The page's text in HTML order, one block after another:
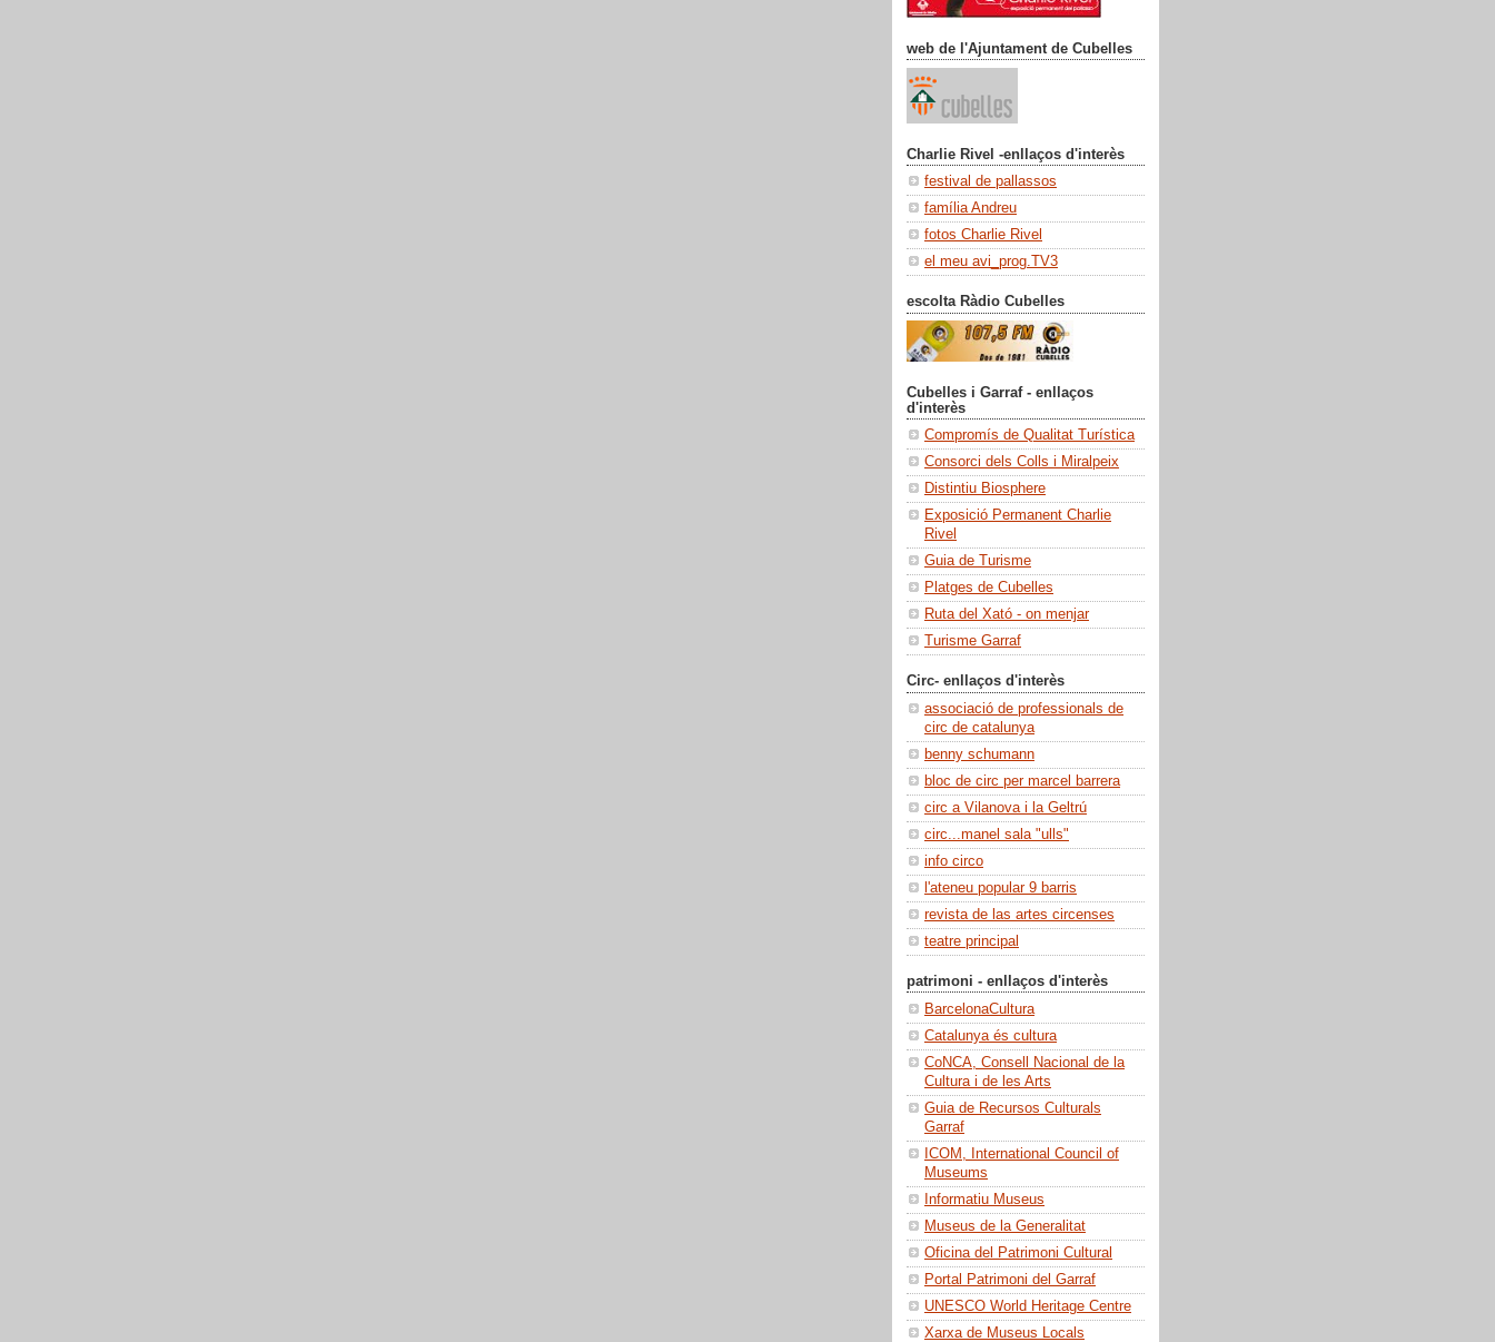
web de l'Ajuntament de Cubelles
Charlie Rivel -enllaços d'interès
festival de pallassos
família Andreu
fotos Charlie Rivel
el meu avi_prog.TV3
escolta Ràdio Cubelles
Cubelles i Garraf - enllaços
d'interès
Compromís de Qualitat Turística
Consorci dels Colls i Miralpeix
Distintiu Biosphere
Exposició Permanent Charlie
Rivel
Guia de Turisme
Platges de Cubelles
Ruta del Xató - on menjar
Turisme Garraf
Circ- enllaços d'interès
associació de professionals de
circ de catalunya
benny schumann
bloc de circ per marcel barrera
circ a Vilanova i la Geltrú
circ...manel sala "ulls"
info circo
l'ateneu popular 9 barris
revista de las artes circenses
teatre principal
patrimoni - enllaços d'interès
BarcelonaCultura
Catalunya és cultura
CoNCA, Consell Nacional de la
Cultura i de les Arts
Guia de Recursos Culturals
Garraf
ICOM, International Council of
Museums
Informatiu Museus
Museus de la Generalitat
Oficina del Patrimoni Cultural
Portal Patrimoni del Garraf
UNESCO World Heritage Centre
Xarxa de Museus Locals